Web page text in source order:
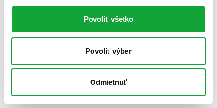
Povoliť všetko
Povoliť výber
Odmietnuť